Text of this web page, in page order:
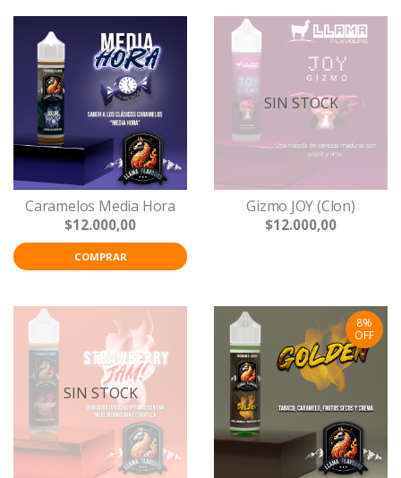
Caramelos Media Hora
$12.000,00
COMPRAR
SIN STOCK
Gizmo JOY (Clon)
$12.000,00
SIN STOCK
8%
OFF